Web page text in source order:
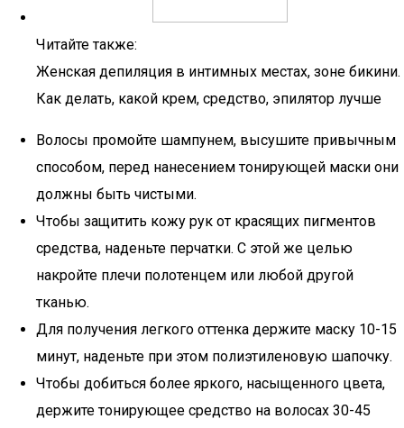
Читайте также:
Женская депиляция в интимных местах, зоне бикини.
Как делать, какой крем, средство, эпилятор лучше
Волосы промойте шампунем, высушите привычным
способом, перед нанесением тонирующей маски они
должны быть чистыми.
Чтобы защитить кожу рук от красящих пигментов
средства, наденьте перчатки. С этой же целью
накройте плечи полотенцем или любой другой
тканью.
Для получения легкого оттенка держите маску 10-15
минут, наденьте при этом полиэтиленовую шапочку.
Чтобы добиться более яркого, насыщенного цвета,
держите тонирующее средство на волосах 30-45